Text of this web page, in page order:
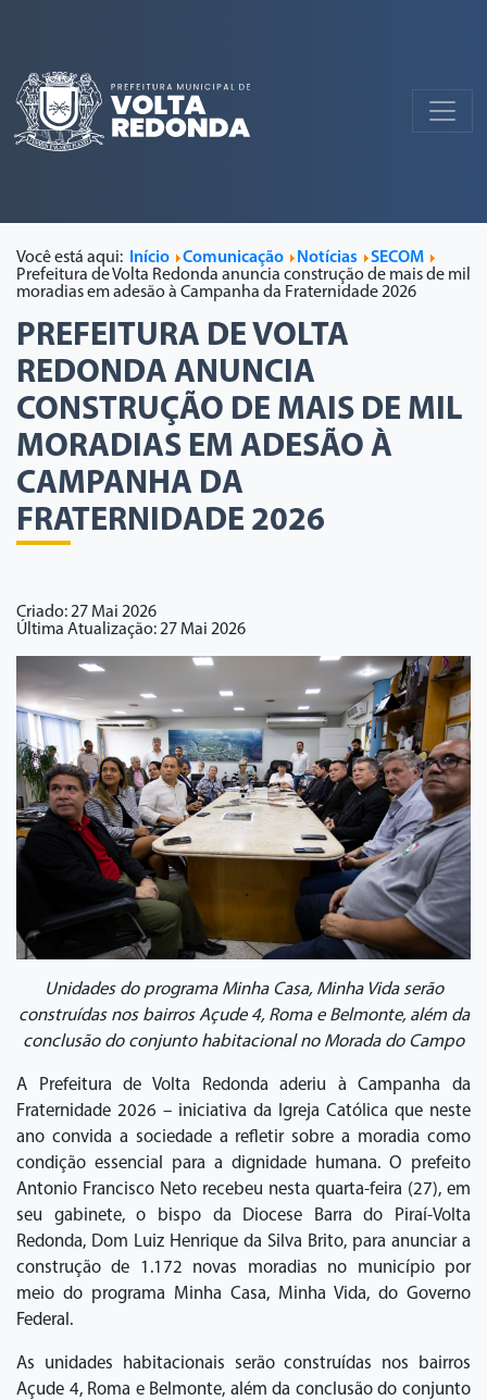
Você está aqui: Início Comunicação Notícias
SECOM
Prefeitura de Volta Redonda anuncia construção de mais de mil
moradias em adesão à Campanha da Fraternidade 2026
PREFEITURA DE VOLTA
REDONDA ANUNCIA
CONSTRUÇÃO DE MAIS DE MIL
MORADIAS EM ADESÃO À
CAMPANHA DA
FRATERNIDADE 2026
Criado: 27 Mai 2026
Última Atualização: 27 Mai 2026
Unidades do programa Minha Casa, Minha Vida serão
construídas nos bairros Açude 4, Roma e Belmonte, além da
conclusão do conjunto habitacional no Morada do Campo
A Prefeitura de Volta Redonda aderiu à Campanha da
Fraternidade 2026 – iniciativa da Igreja Católica que neste
ano convida a sociedade a refletir sobre a moradia como
condição essencial para a dignidade humana. O prefeito
Antonio Francisco Neto recebeu nesta quarta-feira (27), em
seu gabinete, o bispo da Diocese Barra do Piraí-Volta
Redonda, Dom Luiz Henrique da Silva Brito, para anunciar a
construção de 1.172 novas moradias no município por
meio do programa Minha Casa, Minha Vida, do Governo
Federal.
As unidades habitacionais serão construídas nos bairros
Açude 4, Roma e Belmonte, além da conclusão do conjunto